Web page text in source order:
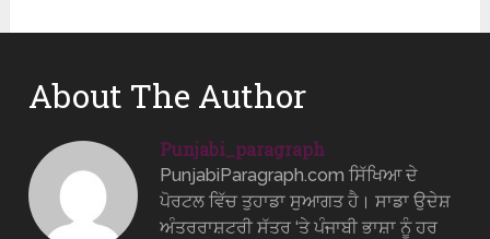
About The Author
Punjabi_paragraph
PunjabiParagraph.com ਸਿੱਖਿਆ ਦੇ
ਪੋਰਟਲ ਵਿੱਚ ਤੁਹਾਡਾ ਸੁਆਗਤ ਹੈ। ਸਾਡਾ ਉਦੇਸ਼
ਅੰਤਰਰਾਸ਼ਟਰੀ ਸੱਤਰ ‘ਤੇ ਪੰਜਾਬੀ ਭਾਸ਼ਾ ਨੂੰ ਹਰ